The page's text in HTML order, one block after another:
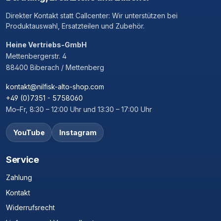
Direkter Kontakt statt Callcenter: Wir unterstützen bei
Produktauswahl, Ersatzteilen und Zubehör.
Heine Vertriebs-GmbH
Mettenbergerstr. 4
88400 Biberach / Mettenberg
kontakt@nilfisk-alto-shop.com
+49 (0)7351 - 5758060
Mo–Fr, 8:30 – 12:00 Uhr und 13:30 – 17:00 Uhr
YouTube Instagram
Service
Zahlung
Kontakt
Widerrufsrecht